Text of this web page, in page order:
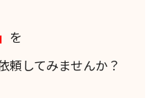
を
頼してみませんか？